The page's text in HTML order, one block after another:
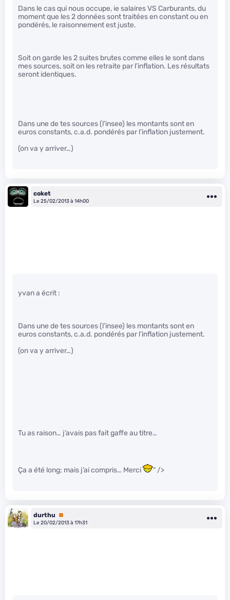
Dans le cas qui nous occupe, ie salaires VS Carburants, du
moment que les 2 données sont traitées en constant ou en
pondérés, le raisonnement est juste.
Soit on garde les 2 suites brutes comme elles le sont dans
mes sources, soit on les retraite par l’inflation. Les résultats
seront identiques.
Dans une de tes sources (l’insee) les montants sont en
euros constants, c.a.d. pondérés par l’inflation justement.
(on va y arriver…)
coket
Le 25/02/2013 à 14h00
yvan a écrit :
Dans une de tes sources (l’insee) les montants sont en
euros constants, c.a.d. pondérés par l’inflation justement.
(on va y arriver…)
Tu as raison… j’avais pas fait gaffe au titre…
Ça a été long; mais j’ai compris… Merci " />
durthu
Premium
Le 20/02/2013 à 17h31